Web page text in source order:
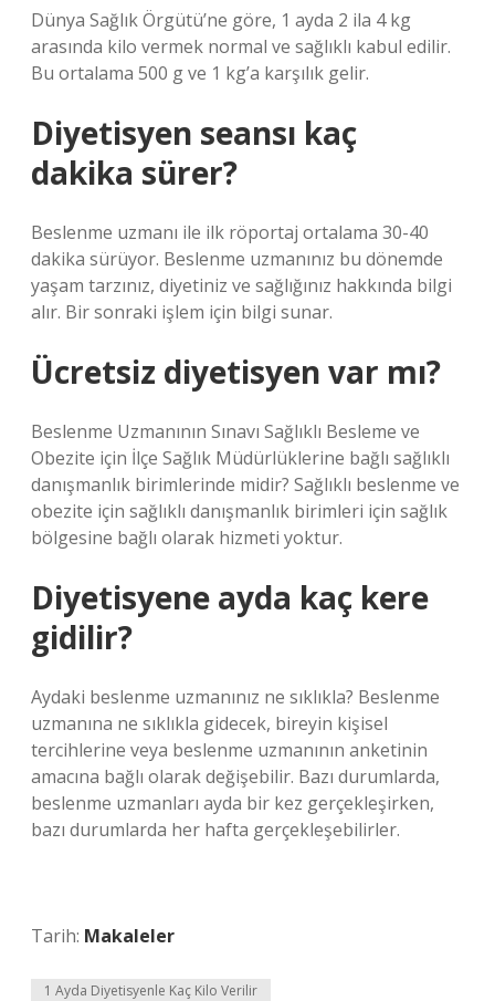
Dünya Sağlık Örgütü’ne göre, 1 ayda 2 ila 4 kg
arasında kilo vermek normal ve sağlıklı kabul edilir.
Bu ortalama 500 g ve 1 kg’a karşılık gelir.
Diyetisyen seansı kaç
dakika sürer?
Beslenme uzmanı ile ilk röportaj ortalama 30-40
dakika sürüyor. Beslenme uzmanınız bu dönemde
yaşam tarzınız, diyetiniz ve sağlığınız hakkında bilgi
alır. Bir sonraki işlem için bilgi sunar.
Ücretsiz diyetisyen var mı?
Beslenme Uzmanının Sınavı Sağlıklı Besleme ve
Obezite için İlçe Sağlık Müdürlüklerine bağlı sağlıklı
danışmanlık birimlerinde midir? Sağlıklı beslenme ve
obezite için sağlıklı danışmanlık birimleri için sağlık
bölgesine bağlı olarak hizmeti yoktur.
Diyetisyene ayda kaç kere
gidilir?
Aydaki beslenme uzmanınız ne sıklıkla? Beslenme
uzmanına ne sıklıkla gidecek, bireyin kişisel
tercihlerine veya beslenme uzmanının anketinin
amacına bağlı olarak değişebilir. Bazı durumlarda,
beslenme uzmanları ayda bir kez gerçekleşirken,
bazı durumlarda her hafta gerçekleşebilirler.
Tarih: Makaleler
1 Ayda Diyetisyenle Kaç Kilo Verilir